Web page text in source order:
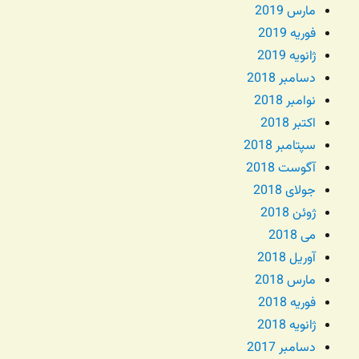
مارس 2019
فوریه 2019
ژانویه 2019
دسامبر 2018
نوامبر 2018
اکتبر 2018
سپتامبر 2018
آگوست 2018
جولای 2018
ژوئن 2018
می 2018
آوریل 2018
مارس 2018
فوریه 2018
ژانویه 2018
دسامبر 2017